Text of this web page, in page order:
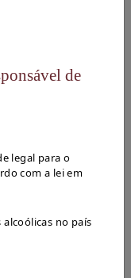
de
legal para o
com a lei em
no país
de atuação de
acredita que o
acrescida na
UM
É
A SUA